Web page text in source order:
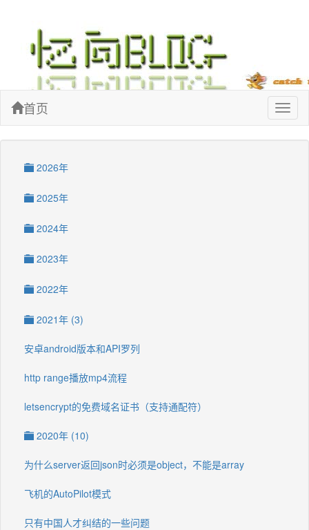
首页
2026年
2025年
2024年
2023年
2022年
2021年 (3)
安卓android版本和API罗列
http range播放mp4流程
letsencrypt的免费域名证书（支持通配符）
2020年 (10)
为什么server返回json时必须是object，不能是array
飞机的AutoPilot模式
只有中国人才纠结的一些问题